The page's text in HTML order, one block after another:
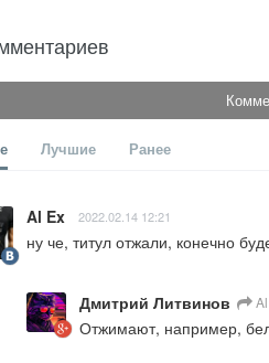
Лучшие Ранее
Al Ex 2022.02.14 12:21
ну че, титул отжали, конечно
Дмитрий Литвинов
Отжимают, например,